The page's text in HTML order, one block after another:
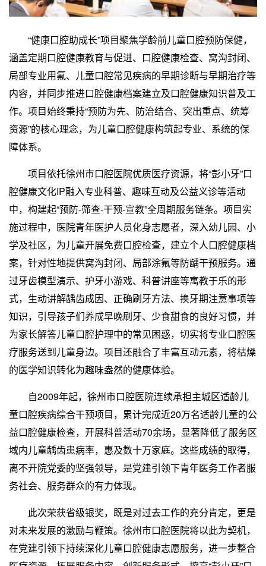
“健康口腔助成长”项目聚焦学龄前儿童口腔预防保健，
涵盖定期口腔健康教育与促进、口腔健康检查、窝沟封闭、
局部专业用氟、儿童口腔常见疾病的早期诊断与早期治疗等
内容，并同步推进口腔健康档案建立及口腔健康知识普及工
作。项目始终秉持“预防为先、防治结合、突出重点、统筹
资源”的核心理念，为儿童口腔健康构筑起专业、系统的保
障体系。
项目依托徐州市口腔医院优质医疗资源，将“彭小牙”口
腔健康文化IP融入专业科普、趣味互动及公益义诊等活动
中，构建起“预防-筛查-干预-宣教”全周期服务链条。项目实
施过程中，医院青年医护人员化身志愿者，深入幼儿园、小
学及社区，为儿童开展免费口腔检查，建立个人口腔健康档
案，针对性地提供窝沟封闭、局部涂氟等防龋干预服务。通
过牙齿模型演示、护牙小游戏、科普讲座等寓教于乐的形
式，生动讲解龋齿成因、正确刷牙方法、换牙期注意事项等
知识，引导孩子们养成早晚刷牙、少食甜食的良好习惯，并
为家长解答儿童口腔护理中的常见困惑，切实将专业口腔医
疗服务送到儿童身边。项目还融合了丰富互动元素，将枯燥
的医学知识转化为趣味盎然的健康体验。
自2009年起，徐州市口腔医院连续承担主城区适龄儿
童口腔疾病综合干预项目，累计完成近20万名适龄儿童的公
益口腔健康检查，开展科普活动70余场，显著降低了服务区
域内儿童龋齿患病率，惠及数十万家庭。这些成绩的取得，
离不开院党委的坚强领导，是党建引领下青年医务工作者服
务社会、服务群众的有力体现。
此次荣获省级银奖，既是对过去工作的充分肯定，更是
对未来发展的激励与鞭策。徐州市口腔医院将以此为契机，
在党建引领下持续深化儿童口腔健康志愿服务，进一步整合